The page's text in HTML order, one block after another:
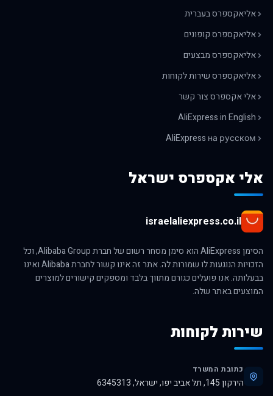
אליאקספרס בעברית
אליאקספרס קופונים
אליאקספרס מבצעים
אליאקספרס שירות לקוחות
אלי אקספרס צור קשר
AliExpress in English
AliExpress на русском
אלי אקספרס ישראל
israelaliexpress.co.il
הסימן AliExpress הוא סימן מסחר רשום של חברת Alibaba Group, וכל
הזכויות הנוגעות לו שמורות לה. אתר זה אינו קשור לחברת Alibaba ואינו
בבעלותה. אנו פועלים כגורם מתווך בלבד ומספקים קישורים למוצרים
המוצעים באתר שלה.
שירות לקוחות
כתובת המשרד
הירקון 145, תל אביב יפו, ישראל, 6345313